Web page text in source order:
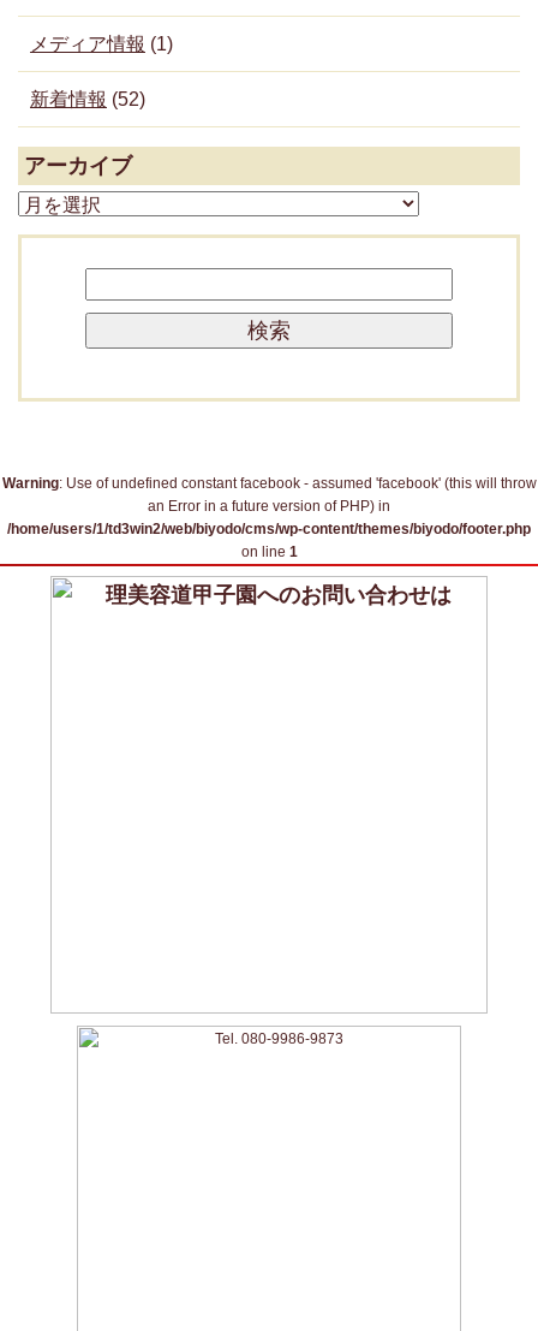
メディア情報 (1)
新着情報 (52)
アーカイブ
ア
ー
検
索:
Warning: Use of undefined constant facebook - assumed 'facebook' (this will throw
an Error in a future version of PHP) in
/home/users/1/td3win2/web/biyodo/cms/wp-content/themes/biyodo/footer.php
on line 1